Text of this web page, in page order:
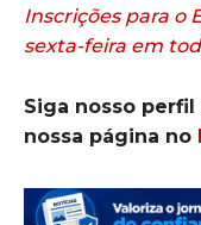
Inscrições para o
sexta-feira em
Siga nosso perfil
nossa página no